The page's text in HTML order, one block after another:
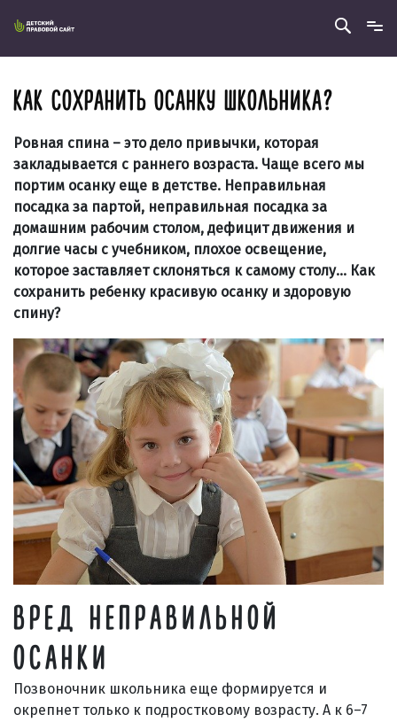
КАК СОХРАНИТЬ ОСАНКУ ШКОЛЬНИКА?
Ровная спина – это дело привычки, которая
закладывается с раннего возраста. Чаще всего мы
портим осанку еще в детстве. Неправильная
посадка за партой, неправильная посадка за
домашним рабочим столом, дефицит движения и
долгие часы с учебником, плохое освещение,
которое заставляет склоняться к самому столу… Как
сохранить ребенку красивую осанку и здоровую
спину?
ВРЕД НЕПРАВИЛЬНОЙ
ОСАНКИ
Позвоночник школьника еще формируется и
окрепнет только к подростковому возрасту. А к 6–7